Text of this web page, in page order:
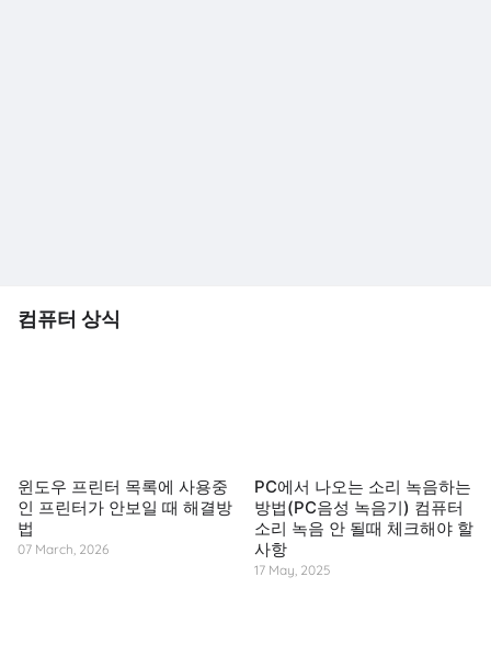
컴퓨터 상식
윈도우 프린터 목록에 사용중
인 프린터가 안보일 때 해결방
법
07 March, 2026
PC에서 나오는 소리 녹음하는
방법(PC음성 녹음기) 컴퓨터
소리 녹음 안 될때 체크해야 할
사항
17 May, 2025